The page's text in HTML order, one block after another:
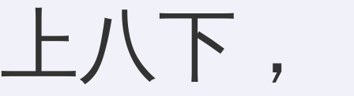
上八下，